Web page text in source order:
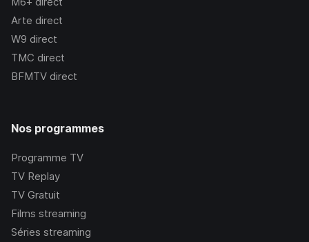
Arte direct
W9 direct
TMC direct
BFMTV direct
Nos programmes
Programme TV
TV Replay
TV Gratuit
Films streaming
Séries streaming